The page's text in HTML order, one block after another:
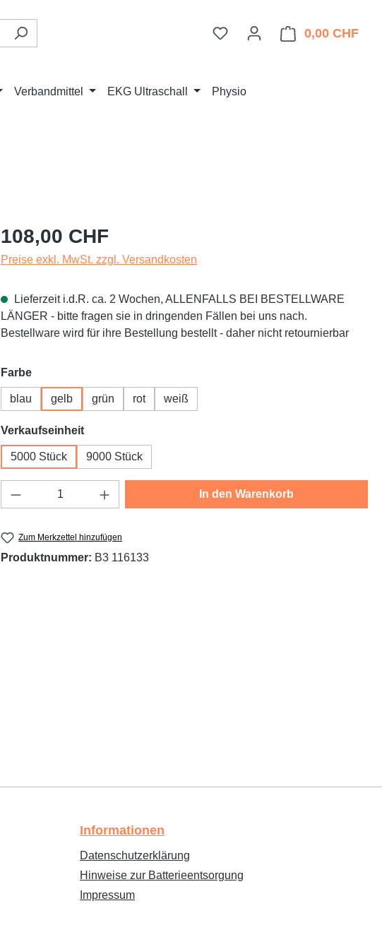
Du hast 0 Produkte auf dem
0,00 CHF
Verbandmittel EKG Ultraschall Physio
Regulärer Preis:
108,00 CHF
Preise exkl. MwSt. zzgl. Versandkosten
Lieferzeit i.d.R. ca. 2 Wochen, ALLENFALLS BEI BESTELLWARE
LÄNGER - bitte fragen sie in dringenden Fällen bei uns nach.
Bestellware wird für ihre Bestellung bestellt - daher nicht retournierbar
Farbeauswählen
blau gelb grün rot weiß
Verkaufseinheitauswählen
5000 Stück 9000 Stück
Produkt Anzahl: Gib den gewünschten Wert ein
In den Warenkorb
Zum Merkzettel hinzufügen
Produktnummer: B3 116133
Informationen
Datenschutzerklärung
Hinweise zur Batterieentsorgung
Impressum